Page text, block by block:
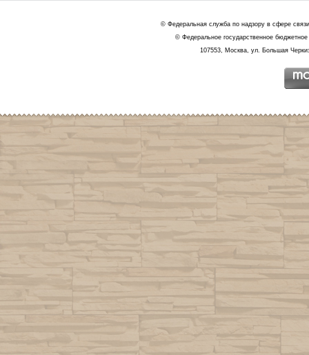
© Федеральная служба по надзору в сфере
© Федеральное государственное
107553, Москва, ул. Большая